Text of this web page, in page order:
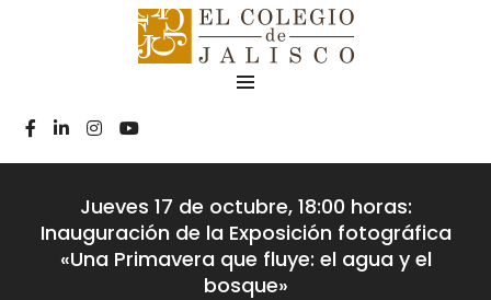
Jueves 17 de octubre, 18:00 horas:
Inauguración de la Exposición fotográfica
«Una Primavera que fluye: el agua y el
bosque»